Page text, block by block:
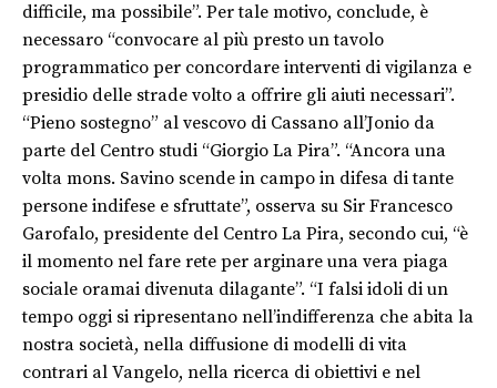
difficile, ma possibile”. Per tale motivo, conclude, è
necessaro “convocare al più presto un tavolo
programmatico per concordare interventi di vigilanza e
presidio delle strade volto a offrire gli aiuti necessari”.
“Pieno sostegno” al vescovo di Cassano all’Jonio da
parte del Centro studi “Giorgio La Pira”. “Ancora una
volta mons. Savino scende in campo in difesa di tante
persone indifese e sfruttate”, osserva su Sir Francesco
Garofalo, presidente del Centro La Pira, secondo cui, “è
il momento nel fare rete per arginare una vera piaga
sociale oramai divenuta dilagante”. “I falsi idoli di un
tempo oggi si ripresentano nell’indifferenza che abita la
nostra società, nella diffusione di modelli di vita
contrari al Vangelo, nella ricerca di obiettivi e nel